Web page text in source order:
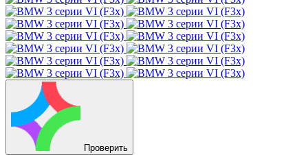
Проверить